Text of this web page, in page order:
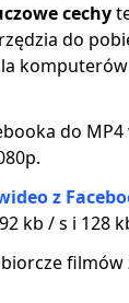
cechy
do
do MP4
z
kb / s i 128
filmów